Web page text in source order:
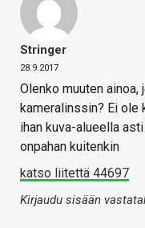
Stringer
28.9.2017
Olenko muuten ainoa,
kameralinssin? Ei ole
ihan kuva-alueella
onpahan kuitenkin
katso liitettä 44697
Kirjaudu sisään